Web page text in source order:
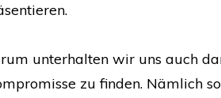
unterhalten wir uns auch
zu finden. Nämlich